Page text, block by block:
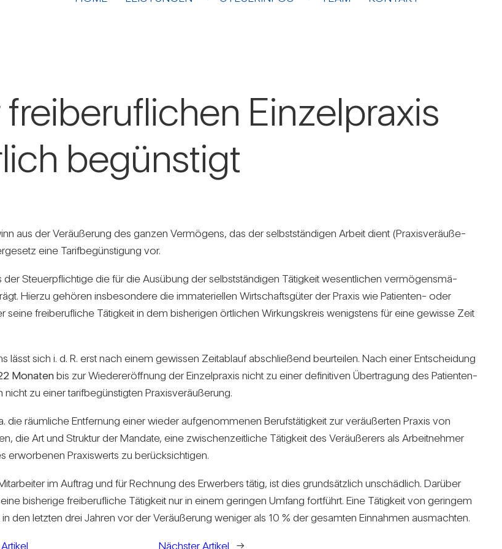
Ein­zel­praxis
begüns­tigt
aus der Ver­äu­ße­rung des ganzen Ver­mö­gens, das der selbst­stän­digen Arbeit dient (Pra­xis­ver­äu­ße­
eine Tarif­be­güns­ti­gung vor.
Steu­er­pflich­tige die für die Aus­übung der selbst­stän­digen Tätig­keit wesent­li­chen ver­mö­gens­mä­
Hierzu gehören ins­be­son­dere die imma­te­ri­ellen Wirt­schafts­güter der Praxis wie Pati­enten- oder
frei­be­ruf­liche Tätig­keit in dem bis­he­rigen ört­li­chen Wir­kungs­kreis wenigs­tens für eine gewisse Zeit
lässt sich i. d. R. erst nach einem gewissen Zeit­ab­lauf abschlie­ßend beur­teilen. Nach einer Ent­schei­dung
Monatenbis zur Wie­der­eröff­nung der Ein­zel­praxis nicht zu einer defi­ni­tiven Über­tra­gung des Pati­enten-
zu einer tarif­be­güns­tigten Pra­xis­ver­äu­ße­rung.
die räum­liche Ent­fer­nung einer wieder auf­ge­nom­menen Berufs­tä­tig­keit zur ver­äu­ßerten Praxis von
die Art und Struktur der Man­date, eine zwi­schen­zeit­liche Tätig­keit des Ver­äu­ße­rers als Arbeit­nehmer
erwor­benen Pra­xis­werts zu berück­sich­tigen.
im Auf­trag und für Rech­nung des Erwer­bers tätig, ist dies grund­sätz­lich unschäd­lich. Dar­über
bis­he­rige frei­be­ruf­liche Tätig­keit nur in einem geringen Umfang fort­führt. Eine Tätig­keit von geringem
den letzten drei Jahren vor der Ver­äu­ße­rung weniger als 10 % der gesamten Ein­nahmen aus­machten.
Nächster Artikel →